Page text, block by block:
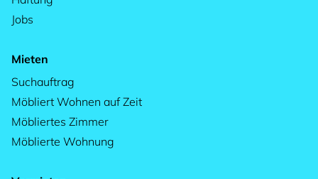
Jobs
Mieten
Suchauftrag
Möbliert Wohnen auf Zeit
Möbliertes Zimmer
Möblierte Wohnung